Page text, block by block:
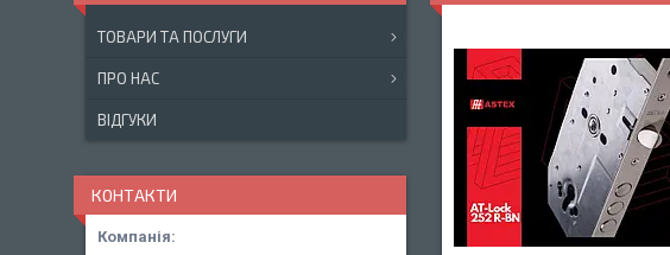
ТОВАРИ ТА ПОСЛУГИ
ПРО НАС
ВІДГУКИ
КОНТАКТИ